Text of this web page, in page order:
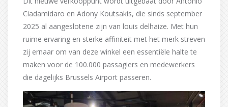
Ciadamidaro en Adony Koutsakis, die sinds september
2025 al aangeslotene zijn van louis delhaize. Met hun
ruime ervaring en sterke affiniteit met het merk streven
zij ernaar om van deze winkel een essentiële halte te
maken voor de 100.000 passagiers en medewerkers
die dagelijks Brussels Airport passeren.